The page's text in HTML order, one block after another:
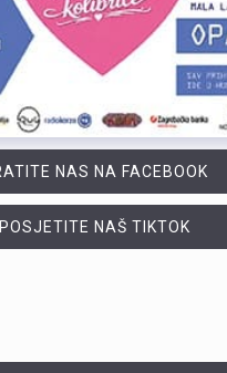
NAS NA FACEBOOK
POSJETITE NAŠ TIKTOK